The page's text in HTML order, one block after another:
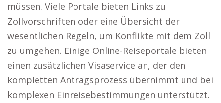
müssen. Viele Portale bieten Links zu
Zollvorschriften oder eine Übersicht der
wesentlichen Regeln, um Konflikte mit dem Zoll
zu umgehen. Einige Online-Reiseportale bieten
einen zusätzlichen Visaservice an, der den
kompletten Antragsprozess übernimmt und bei
komplexen Einreisebestimmungen unterstützt.